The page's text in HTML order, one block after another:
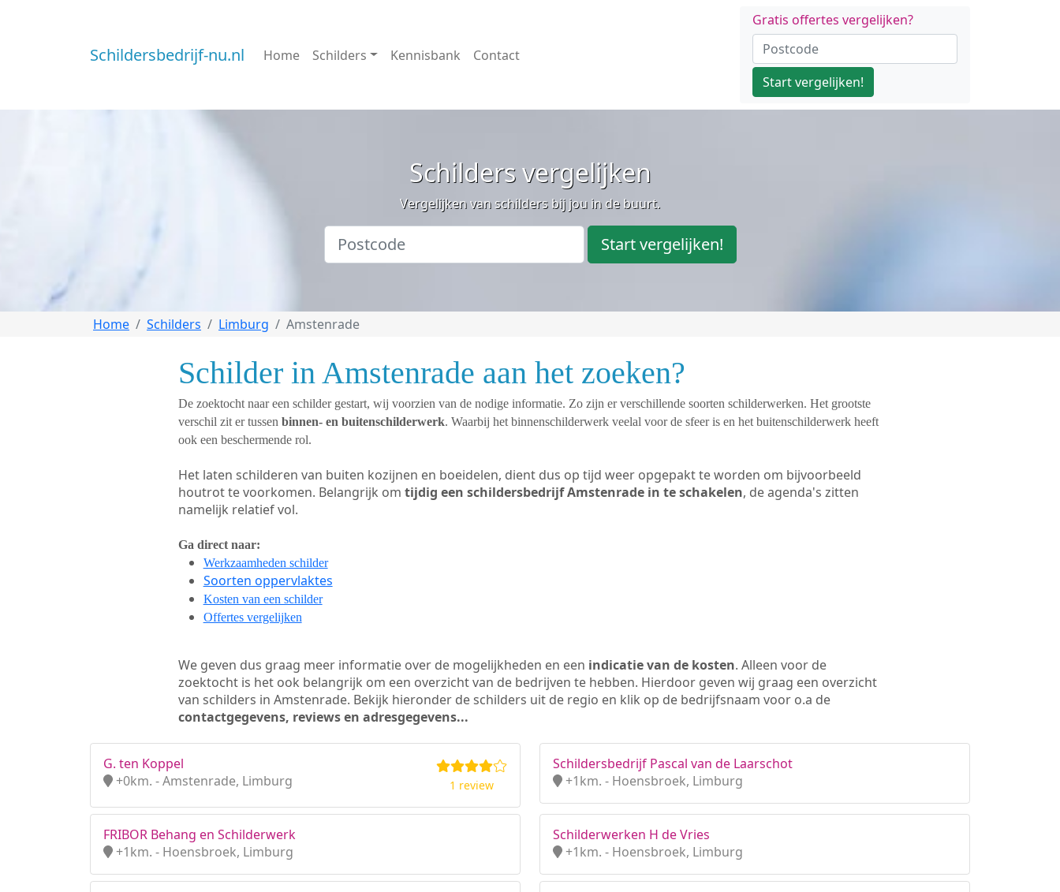
Schildersbedrijf-nu.nl Home Schilders Kennisbank Contact
Gratis offertes vergelijken?
Start vergelijken!
Schilders vergelijken
Vergelijken van schilders bij jou in de buurt.
Start vergelijken!
Home Schilders Limburg Amstenrade
Schilder in Amstenrade aan het zoeken?
De zoektocht naar een schilder gestart, wij voorzien van de nodige informatie. Zo zijn er verschillende soorten schilderwerken. Het grootste
verschil zit er tussen binnen- en buitenschilderwerk. Waarbij het binnenschilderwerk veelal voor de sfeer is en het buitenschilderwerk heeft
ook een beschermende rol.
Het laten schilderen van buiten kozijnen en boeidelen, dient dus op tijd weer opgepakt te worden om bijvoorbeeld
houtrot te voorkomen. Belangrijk om tijdig een schildersbedrijf Amstenrade in te schakelen, de agenda's zitten
namelijk relatief vol.
Ga direct naar:
Werkzaamheden schilder
Soorten oppervlaktes
Kosten van een schilder
Offertes vergelijken
We geven dus graag meer informatie over de mogelijkheden en een indicatie van de kosten. Alleen voor de
zoektocht is het ook belangrijk om een overzicht van de bedrijven te hebben. Hierdoor geven wij graag een overzicht
van schilders in Amstenrade. Bekijk hieronder de schilders uit de regio en klik op de bedrijfsnaam voor o.a de
contactgegevens, reviews en adresgegevens...
G. ten Koppel
+0km. - Amstenrade, Limburg
1 review
Schildersbedrijf Pascal van de Laarschot
+1km. - Hoensbroek, Limburg
FRIBOR Behang en Schilderwerk
+1km. - Hoensbroek, Limburg
Schilderwerken H de Vries
+1km. - Hoensbroek, Limburg